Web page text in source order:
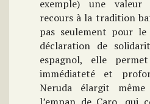
exemple) une valeur
recours à la tradition
pas seulement pour
déclaration de
espagnol, elle
immédiateté et
Neruda élargit même